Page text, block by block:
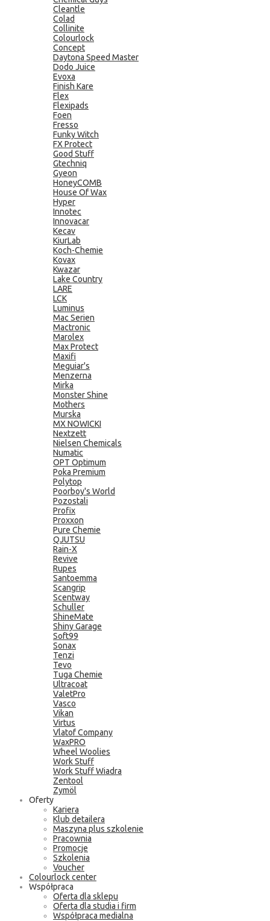
Cleantle
Colad
Collinite
Colourlock
Concept
Daytona Speed Master
Dodo Juice
Evoxa
Finish Kare
Flex
Flexipads
Foen
Fresso
Funky Witch
FX Protect
Good Stuff
Gtechniq
Gyeon
HoneyCOMB
House Of Wax
Hyper
Innotec
Innovacar
Kecav
KiurLab
Koch-Chemie
Kovax
Kwazar
Lake Country
LARE
LCK
Luminus
Mac Serien
Mactronic
Marolex
Max Protect
Maxifi
Meguiar's
Menzerna
Mirka
Monster Shine
Mothers
Murska
MX NOWICKI
Nextzett
Nielsen Chemicals
Numatic
OPT Optimum
Poka Premium
Polytop
Poorboy's World
Pozostali
Profix
Proxxon
Pure Chemie
QJUTSU
Rain-X
Revive
Rupes
Santoemma
Scangrip
Scentway
Schuller
ShineMate
Shiny Garage
Soft99
Sonax
Tenzi
Tevo
Tuga Chemie
Ultracoat
ValetPro
Vasco
Vikan
Virtus
Vlatof Company
WaxPRO
Wheel Woolies
Work Stuff
Work Stuff Wiadra
Zentool
Zymöl
Oferty
Kariera
Klub detailera
Maszyna plus szkolenie
Pracownia
Promocje
Szkolenia
Voucher
Colourlock center
Współpraca
Oferta dla sklepu
Oferta dla studia i firm
Współpraca medialna